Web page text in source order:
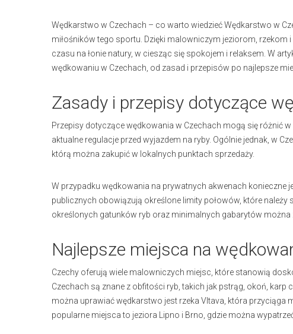
Wędkarstwo w Czechach – co warto wiedzieć Wędkarstwo w
miłośników tego sportu. Dzięki malowniczym jeziorom,
czasu na łonie natury, w ciesząc się spokojem i relaksem. W
wędkowaniu w Czechach, od zasad i przepisów po najlepsze
Zasady i przepisy dotyczące
Przepisy dotyczące wędkowania w Czechach mogą się różnić
aktualne regulacje przed wyjazdem na ryby. Ogólnie jednak, w
którą można zakupić w lokalnych punktach sprzedaży.
W przypadku wędkowania na prywatnych akwenach konieczne
publicznych obowiązują określone limity połowów, które
określonych gatunków ryb oraz minimalnych gabarytów
Najlepsze miejsca na
Czechy oferują wiele malowniczych miejsc, które stanowią
Czechach są znane z obfitości ryb, takich jak pstrąg, okoń,
można uprawiać wędkarstwo jest rzeka Vltava, która przyciąga
popularne miejsca to jeziora Lipno i Brno, gdzie można